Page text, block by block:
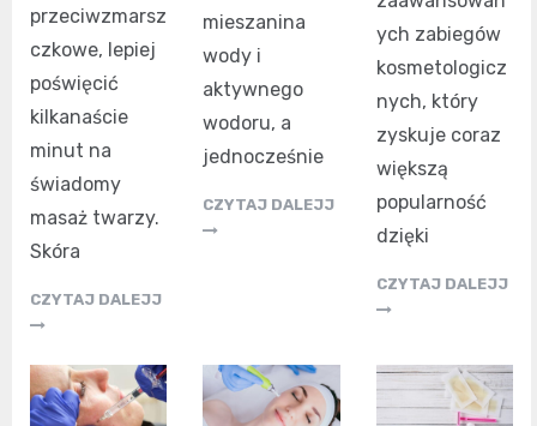
przeciwzmarsz
czkowe, lepiej
poświęcić
kilkanaście
minut na
świadomy
masaż twarzy.
Skóra
CZYTAJ DALEJJ
mieszanina
wody i
aktywnego
wodoru, a
jednocześnie
CZYTAJ DALEJJ
ych zabiegów
kosmetologicz
nych, który
zyskuje coraz
większą
popularność
dzięki
CZYTAJ DALEJJ